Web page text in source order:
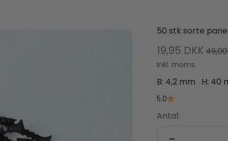
50 stk sorte
Salgspris
19,95 DKK
Inkl. moms.
B: 4,2 mm H: 40
5.0
Antal: